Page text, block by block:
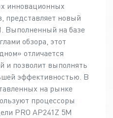
инновационных
представляет новый
Выполненный на базе
обзора, этот
отличается
и позволит выполнять
эффективностью. В
на рынке
процессоры
PRO AP241Z 5M